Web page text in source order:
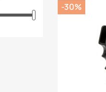
-30%